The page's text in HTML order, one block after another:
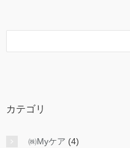
カテゴリ
㈱Myケア (4)